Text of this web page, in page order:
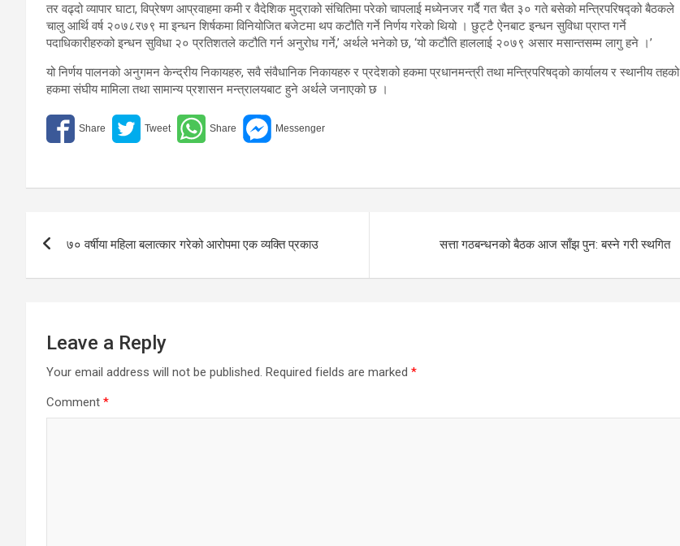
तर वढ्दो व्यापार घाटा, विप्रेषण आप्रवाहमा कमी र वैदेशिक मुद्राको संचितिमा परेको चापलाई मध्येनजर गर्दै गत चैत ३० गते बसेको मन्त्रिपरिषद्को बैठकले
चालु आर्थि वर्ष २०७८र७९ मा इन्धन शिर्षकमा विनियोजित बजेटमा थप कटौति गर्ने निर्णय गरेको थियो । छुट्टै ऐनबाट इन्धन सुविधा प्राप्त गर्ने
पदाधिकारीहरुको इन्धन सुविधा २० प्रतिशतले कटौति गर्न अनुरोध गर्ने,’ अर्थले भनेको छ, ‘यो कटौति हाललाई २०७९ असार मसान्तसम्म लागु हने ।’
यो निर्णय पालनको अनुगमन केन्द्रीय निकायहरु, सवै संवैधानिक निकायहरु र प्रदेशको हकमा प्रधानमन्त्री तथा मन्त्रिपरिषद्को कार्यालय र स्थानीय तहको
हकमा संघीय मामिला तथा सामान्य प्रशासन मन्त्रालयबाट हुने अर्थले जनाएको छ ।
७० वर्षीया महिला बलात्कार गरेको आरोपमा एक व्यक्ति प्रकाउ सत्ता गठबन्धनको बैठक आज साँझ पुन: बस्ने गरी स्थगित
Leave a Reply
Your email address will not be published. Required fields are marked *
Comment *